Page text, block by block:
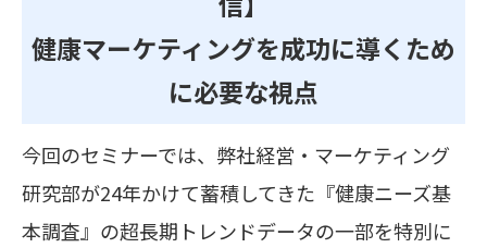
健康マーケティングを成功に導くため
に必要な視点
今回のセミナーでは、弊社経営・マーケティング
研究部が24年かけて蓄積してきた『健康ニーズ基
本調査』の超長期トレンドデータの一部を特別に